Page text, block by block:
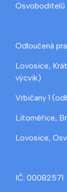
Osvoboditelů
Odloučená
Lovosice,
výcvik)
Vrbičany 1
Litoměřice,
Lovosice,
IČ: 00082571